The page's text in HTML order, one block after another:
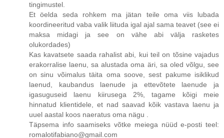
tingimustel.
Et öelda seda rohkem ma jätan teile oma viis lubada
koordineeritud vaba valik liituda igal ajal sama teavet (see ei
maksa midagi ja see on vähe abi välja rasketes
olukordades)
Kas kavatsete saada rahalist abi, kui teil on tõsine vajadus
erakorralise laenu, sa alustada oma äri, sa oled võlgu, see
on sinu võimalus täita oma soove, sest pakume isiklikud
laenud, kaubandus laenude ja ettevõtete laenude ja
igasuguseid laenu kiirusega 2%, tagame kõigi meie
hinnatud klientidele, et nad saavad kõik vastava laenu ja
uuel aastal koos naeratus oma nägu .
Täpsema info saamiseks võtke meiega nüüd e-posti teel:
romalotifabiano@gmail.com